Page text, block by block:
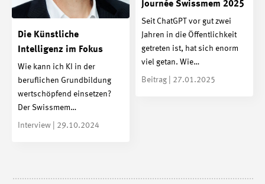
Journée Swissmem 2025
Seit ChatGPT vor gut zwei
Jahren in die Öffentlichkeit
getreten ist, hat sich enorm
viel getan. Wie…
Beitrag | 27.01.2025
Die Künstliche
Intelligenz im Fokus
Wie kann ich KI in der
beruflichen Grundbildung
wertschöpfend einsetzen?
Der Swissmem…
Interview | 29.10.2024